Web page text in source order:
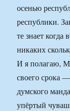
осенью
республики.
те знает
никаких
И я полагаю,
своего срока
думского
упёртый